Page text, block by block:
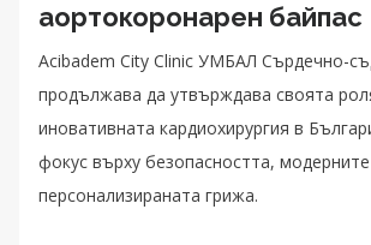
аортокоронарен байпас
Acibadem City Clinic УМБАЛ Сърдечно-
продължава да утвърждава своята
иновативната кардиохирургия в
фокус върху безопасността,
персонализираната грижа.